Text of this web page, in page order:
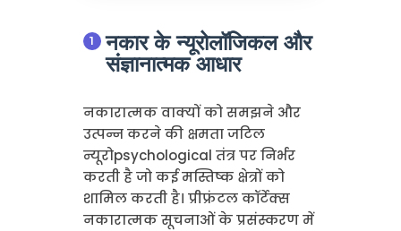
नकार के न्यूरोलॉजिकल और
संज्ञानात्मक आधार
नकारात्मक वाक्यों को समझने और
उत्पन्न करने की क्षमता जटिल
न्यूरोpsychological तंत्र पर निर्भर
करती है जो कई मस्तिष्क क्षेत्रों को
शामिल करती है। प्रीफ्रंटल कॉर्टेक्स
नकारात्मक सूचनाओं के प्रसंस्करण में